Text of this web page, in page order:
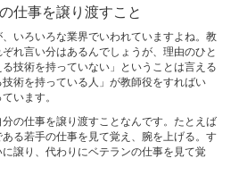
仕事を譲り渡すこと
いろいろな業界でいわれていますよね。教
れ言い分はあるんでしょうが、理由のひと
技術を持っていない」ということは言える
術を持っている人」が教師役をすればい
います。
の仕事を譲り渡すことなんです。たとえば
る若手の仕事を見て覚え、腕を上げる。す
譲り、代わりにベテランの仕事を見て覚